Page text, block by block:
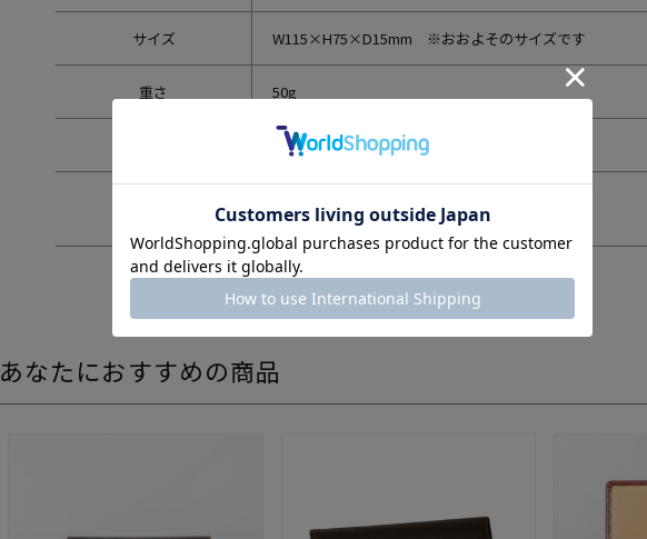
サイズ W115×H75×D15mm ※おおよそのサイズです
重さ 50g
日本
ポケット×3
あなたにおすすめの商品